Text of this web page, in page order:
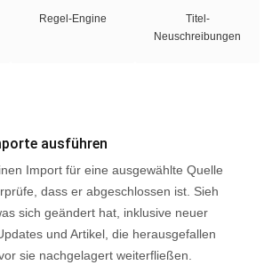
Regel-Engine
Titel-
Neuschreibungen
ausführen
Import für eine ausgewählte Quelle
dass er abgeschlossen ist. Sieh
sich geändert hat, inklusive neuer
und Artikel, die herausgefallen
sie nachgelagert weiterfließen.